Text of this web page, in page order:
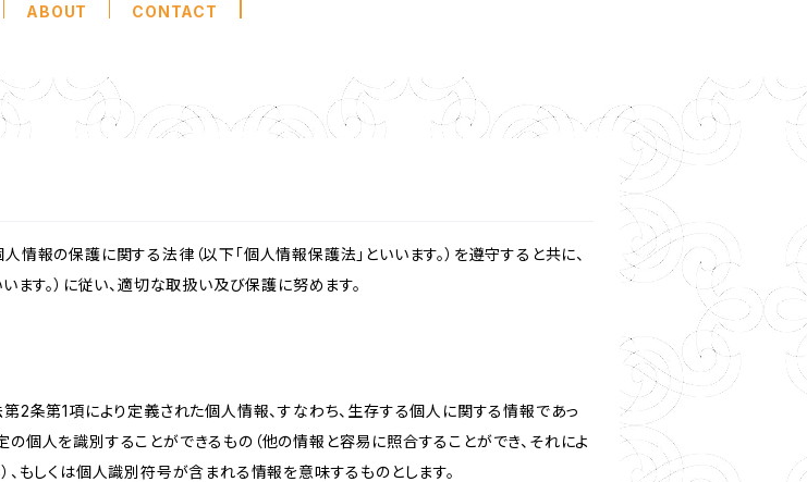
ABOUT CONTACT
報の保護に関する法律（以下「個人情報保護法」といいます。）を遵守すると共に、
ます。）に従い、適切な取扱い及び保護に努めます。
2条第1項により定義された個人情報、すなわち、生存する個人に関する情報であっ
個人を識別することができるもの（他の情報と容易に照合することができ、それによ
もしくは個人識別符号が含まれる情報を意味するものとします。